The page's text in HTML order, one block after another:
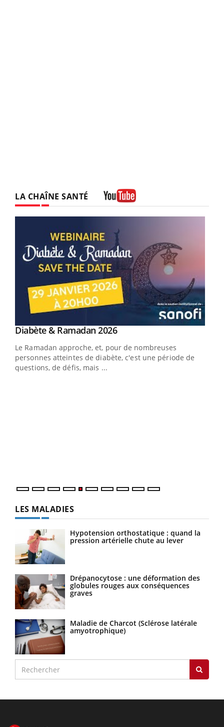
LA CHAÎNE SANTÉ
Youtube
Diabète & Ramadan 2026Youtube
Le Ramadan approche, et, pour de nombreuses
personnes atteintes de diabète, c'est une période de
questions, de défis, mais ...
LES MALADIES
Hypotension orthostatique : quand la
pression artérielle chute au lever
Drépanocytose : une déformation des
globules rouges aux conséquences
graves
Maladie de Charcot (Sclérose latérale
amyotrophique)